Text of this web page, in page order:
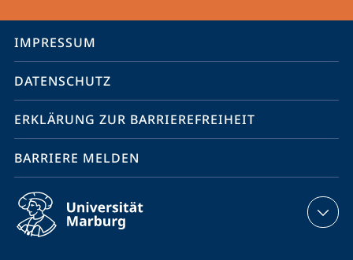
Service-
Navigation
IMPRESSUM
DATENSCHUTZ
ERKLÄRUNG ZUR BARRIEREFREIHEIT
BARRIERE MELDEN